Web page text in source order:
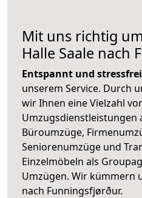
Mit uns richtig
Halle Saale nach
Entspannt und stressfrei
unserem Service. Durch
wir Ihnen eine Vielzahl
Umzugsdienstleistungen
Büroumzüge,
Seniorenumzüge und
Einzelmöbeln als
Umzügen. Wir kümmern
nach Funningsfjørður.